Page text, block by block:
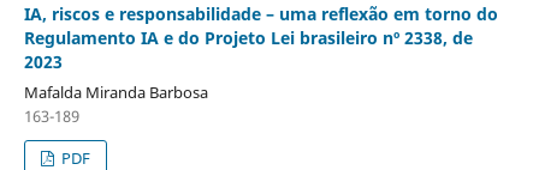
IA, riscos e responsabilidade – uma reflexão em torno do
Regulamento IA e do Projeto Lei brasileiro nº 2338, de
2023
Mafalda Miranda Barbosa
163-189
PDF